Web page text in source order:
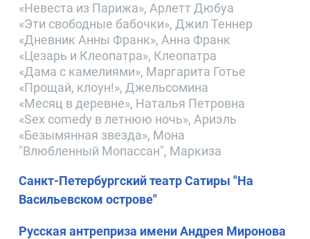
«Невеста из Парижа», Арлетт Дюбуа
«Эти свободные бабочки», Джил Теннер
«Дневник Анны Франк», Анна Франк
«Цезарь и Клеопатра», Клеопатра
«Дама с камелиями», Маргарита Готье
«Прощай, клоун!», Джельсомина
«Месяц в деревне», Наталья Петровна
«Sex comedy в летнюю ночь», Ариэль
«Безымянная звезда», Мона
"Влюбленный Мопассан", Маркиза
Санкт-Петербургский театр Сатиры "На
Васильевском острове"
Русская антреприза имени Андрея Миронова